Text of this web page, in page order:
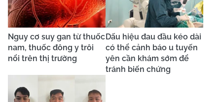
Nguy cơ suy gan từ thuốc
nam, thuốc đông y trôi
nổi trên thị trường
Dấu hiệu đau đầu kéo dài
có thể cảnh báo u tuyến
yên cần khám sớm để
tránh biến chứng